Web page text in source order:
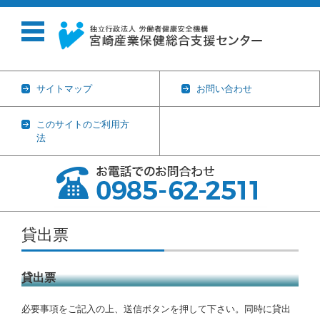
サイトマップ お問い合わせ
このサイトのご利用方
法
コンテンツに移動
貸出票
貸出票
必要事項をご記入の上、送信ボタンを押して下さい。同時に貸出